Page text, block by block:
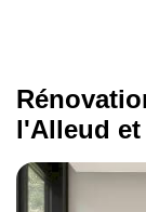
l'Alleud et